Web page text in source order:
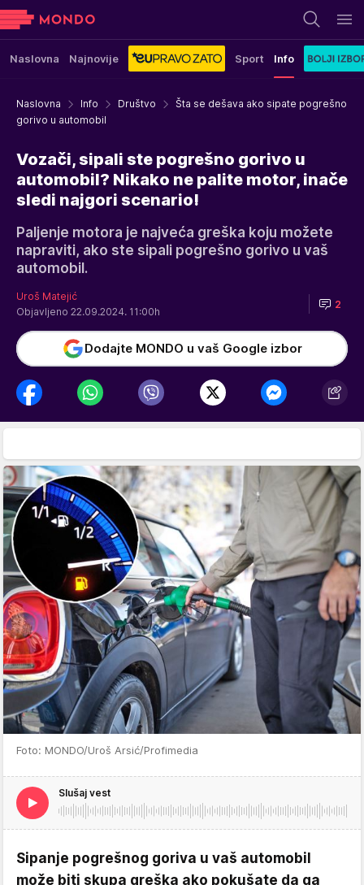
Naslovna Najnovije Sport Info
Naslovna Info Društvo
Šta se dešava ako sipate pogrešno
gorivo u automobil
Vozači, sipali ste pogrešno gorivo u
automobil? Nikako ne palite motor, inače
sledi najgori scenario!
Paljenje motora je najveća greška koju možete
napraviti, ako ste sipali pogrešno gorivo u vaš
automobil.
Uroš Matejić
Objavljeno 22.09.2024. 11:00h
2
Dodajte MONDO u vaš Google izbor
Foto: MONDO/Uroš Arsić/Profimedia
Slušaj vest
Sipanje pogrešnog goriva u vaš automobil
može biti skupa greška ako pokušate da ga